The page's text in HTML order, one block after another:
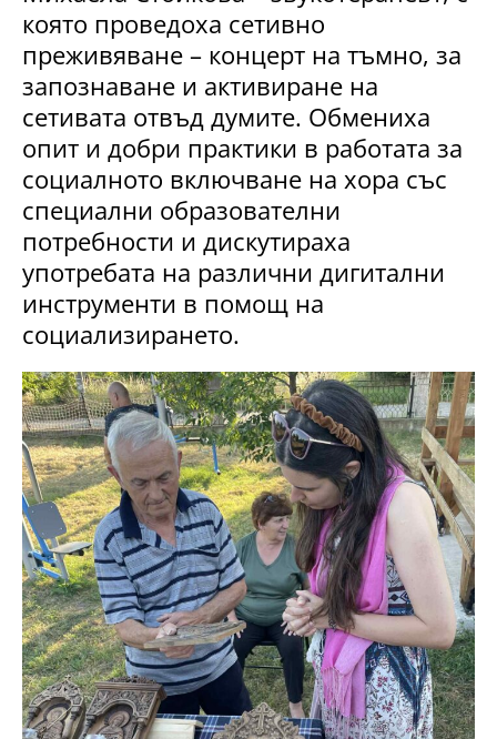
която проведоха сетивно
преживяване – концерт на тъмно, за
запознаване и активиране на
сетивата отвъд думите. Обмениха
опит и добри практики в работата за
социалното включване на хора със
специални образователни
потребности и дискутираха
употребата на различни дигитални
инструменти в помощ на
социализирането.